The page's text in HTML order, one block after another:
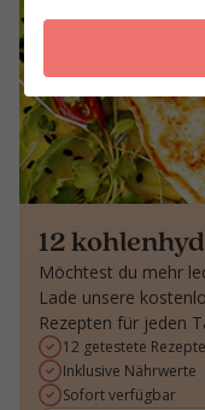
12
Möchtest du mehr
Lade unsere
Rezepten für jeden
12 getestete Rezepte
Inklusive Nährwerte
Sofort verfügbar